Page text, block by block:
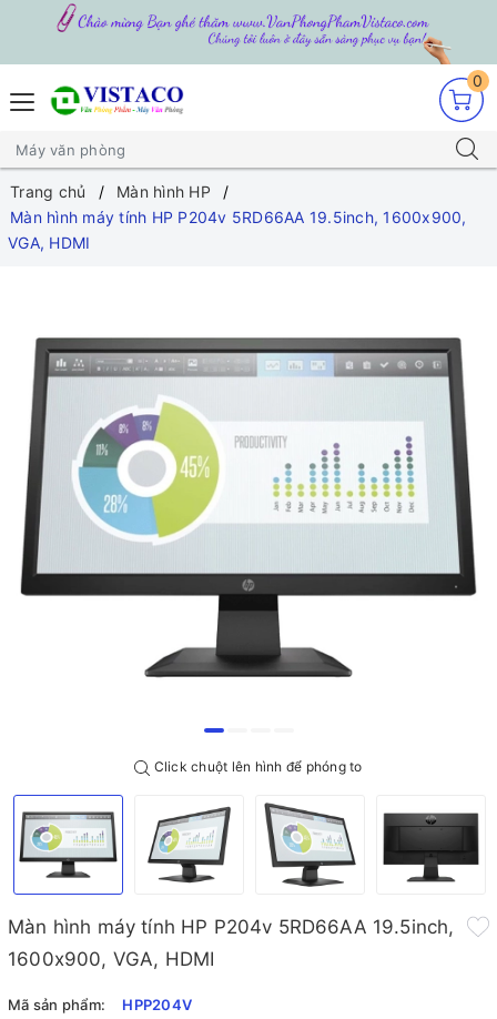
0
Trang chủ
Màn hình HP
Màn hình máy tính HP P204v 5RD66AA 19.5inch, 1600x900,
VGA, HDMI
Click chuột lên hình để phóng to
Màn hình máy tính HP P204v 5RD66AA 19.5inch,
1600x900, VGA, HDMI
Mã sản phẩm:
HPP204V